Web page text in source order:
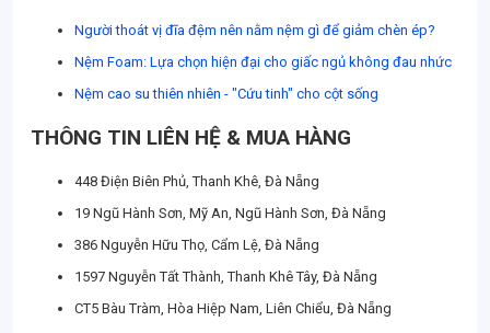
Người thoát vị đĩa đệm nên nằm nệm gì để giảm chèn ép?
Nệm Foam: Lựa chọn hiện đại cho giấc ngủ không đau nhức
Nệm cao su thiên nhiên - "Cứu tinh" cho cột sống
THÔNG TIN LIÊN HỆ & MUA HÀNG
448 Điện Biên Phủ, Thanh Khê, Đà Nẵng
19 Ngũ Hành Sơn, Mỹ An, Ngũ Hành Sơn, Đà Nẵng
386 Nguyễn Hữu Thọ, Cẩm Lệ, Đà Nẵng
1597 Nguyễn Tất Thành, Thanh Khê Tây, Đà Nẵng
CT5 Bàu Tràm, Hòa Hiệp Nam, Liên Chiểu, Đà Nẵng